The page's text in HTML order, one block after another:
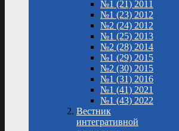
№1 (21) 2011
№1 (23) 2012
№2 (24) 2012
№1 (25) 2013
№2 (28) 2014
№1 (29) 2015
№2 (30) 2015
№1 (31) 2016
№1 (41) 2021
№1 (43) 2022
Вестник
интегративной